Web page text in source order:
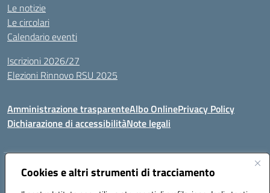
Cookies e altri strumenti di tracciamento
Le notizie
Le circolari
Calendario eventi
Iscrizioni 2026/27
Elezioni Rinnovo RSU 2025
Amministrazione trasparenteAlbo OnlinePrivacy Policy
Dichiarazione di accessibilitàNote legali
Indirizzo:Via Cadore 1, 60124 Ancona